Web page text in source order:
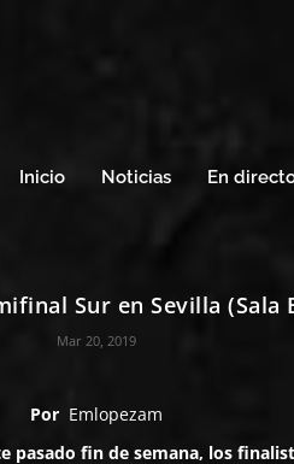
Inicio Noticias En
Sur en Sevilla (Sala
Mar 20, 2019
Por Emlopezam
pasado fin de semana, los